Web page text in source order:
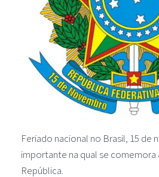
Feriado nacional no Brasil, 15 de
importante na qual se
República.